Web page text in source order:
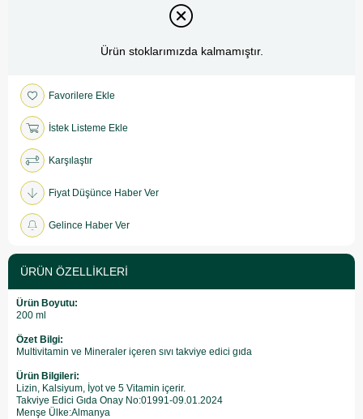
Ürün stoklarımızda kalmamıştır.
Favorilere Ekle
İstek Listeme Ekle
Karşılaştır
Fiyat Düşünce Haber Ver
Gelince Haber Ver
ÜRÜN ÖZELLIKLERI
Ürün Boyutu:
200 ml
Özet Bilgi:
Multivitamin ve Mineraler içeren sıvı takviye edici gıda
Ürün Bilgileri:
Lizin, Kalsiyum, İyot ve 5 Vitamin içerir.
Takviye Edici Gıda Onay No:01991-09.01.2024
Menşe Ülke:Almanya